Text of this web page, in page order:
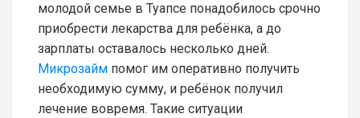
молодой семье в Туапсе понадобилось срочно
приобрести лекарства для ребёнка, а до
зарплаты оставалось несколько дней.
Микрозайм помог им оперативно получить
необходимую сумму, и ребёнок получил
лечение вовремя. Такие ситуации